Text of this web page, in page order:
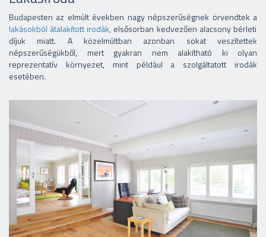
Budapesten az elmúlt években nagy népszerűségnek örvendtek a
lakásokból átalakított irodák, elsősorban kedvezően alacsony bérleti
díjuk miatt. A közelmúltban azonban sokat veszítettek
népszerűségükből, mert gyakran nem alakítható ki olyan
reprezentatív környezet, mint például a szolgáltatott irodák
esetében.